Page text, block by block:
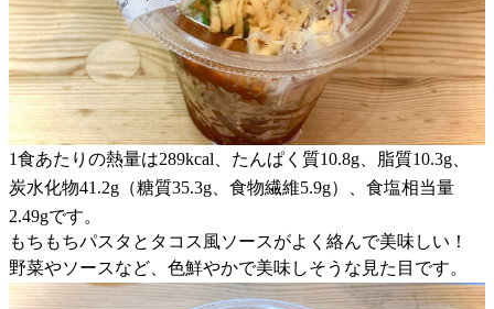
1食あたりの熱量は289kcal、たんぱく質10.8g、脂質10.3g、
炭水化物41.2g（糖質35.3g、食物繊維5.9g）、食塩相当量
2.49gです。
もちもちパスタとタコス風ソースがよく絡んで美味しい！
野菜やソースなど、色鮮やかで美味しそうな見た目です。